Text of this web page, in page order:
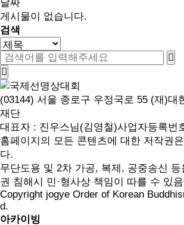
날짜
게시물이 없습니다.
검색
(03144) 서울 종로구 우정국로 55 (재)대
재단
대표자 : 진우스님(김영철)사업자등록번
홈페이지의 모든 콘텐츠에 대한 저작권
다.
무단도용 및 2차 가공, 복제, 공중송신
권 침해시 민·형사상 책임이 따를 수 있
Copyright jogye Order of Korean
d.
아카이빙